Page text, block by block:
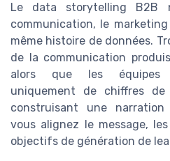
Le data storytelling B2B
communication, le
même histoire de données.
de la communication
alors que les équipes
uniquement de chiffres
construisant une narration
vous alignez le message,
objectifs de génération de